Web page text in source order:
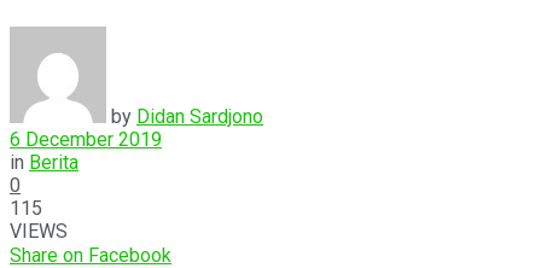
by Didan Sardjono
6 December 2019
in Berita
0
115
VIEWS
Share on Facebook